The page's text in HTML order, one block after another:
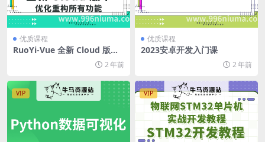
优质课程
RuoYi-Vue 全新 Cloud 版
2 年前
优质课程
2023安卓开发入门课
2 年前
VIP VIP